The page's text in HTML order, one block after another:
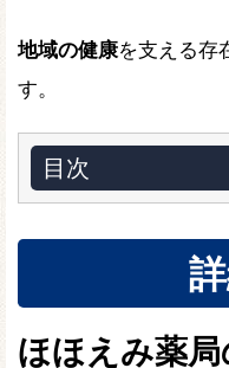
地域の健康を支える存
す。
目次
ほほえみ薬局